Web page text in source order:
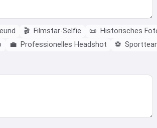
🎬 Filmstar-Selfie 📜 Historisches
💼 Professionelles Headshot ⚽